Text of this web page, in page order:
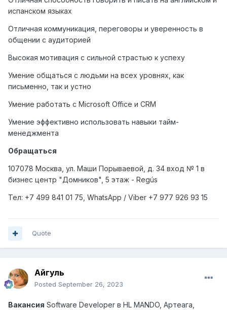
испанском языках
Отличная коммуникация, переговоры и уверенность в
общении с аудиторией
Высокая мотивация с сильной страстью к успеху
Умение общаться с людьми на всех уровнях, как
письменно, так и устно
Умение работать с Microsoft Office и CRM
Умение эффективно использовать навыки тайм-
менеджмента
Обращаться
107078 Москва, ул. Маши Порываевой, д. 34 вход № 1 в
бизнес центр "Домников", 5 этаж - Regús
Тел: +7 499 841 01 75, WhatsApp / Viber +7 977 926 93 15
Quote
Айгуль
Posted September 26, 2023
Вакансия Software Developer в HL MANDO , Артеага,